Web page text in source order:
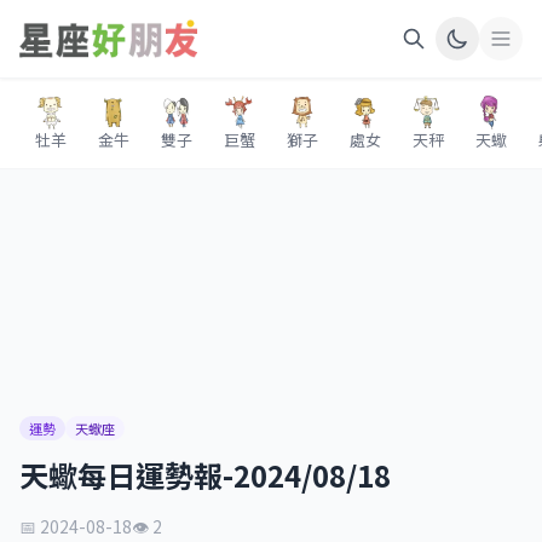
牡羊 金牛 雙子 巨蟹 獅子 處女 天秤 天蠍
運勢 天蠍座
天蠍每日運勢報-2024/08/18
📅 2024-08-18👁 2